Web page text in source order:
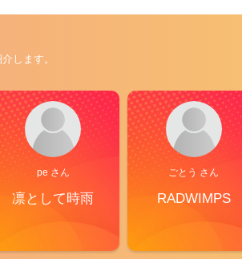
します。
pe さん
凛として時雨
ごとう さん
RADWIMPS